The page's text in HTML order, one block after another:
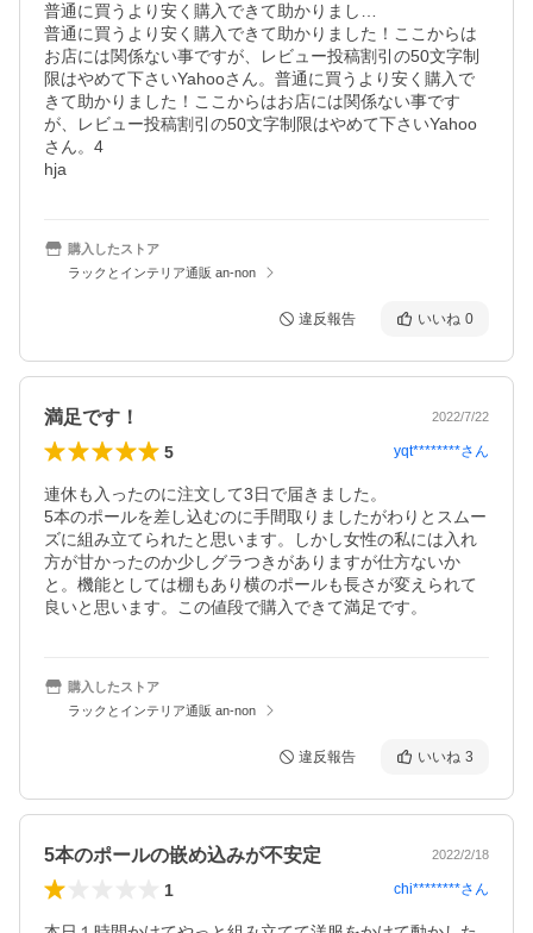
普通に買うより安く購入できて助かりまし…
普通に買うより安く購入できて助かりました！ここからは
お店には関係ない事ですが、レビュー投稿割引の50文字制
限はやめて下さいYahooさん。普通に買うより安く購入で
きて助かりました！ここからはお店には関係ない事です
が、レビュー投稿割引の50文字制限はやめて下さいYahoo
さん。4
hja
購入したストア
ラックとインテリア通販 an-non
違反報告 いいね 0
満足です！ 2022/7/22
5 yqt********さん
連休も入ったのに注文して3日で届きました。
5本のポールを差し込むのに手間取りましたがわりとスムー
ズに組み立てられたと思います。しかし女性の私には入れ
方が甘かったのか少しグラつきがありますが仕方ないか
と。機能としては棚もあり横のポールも長さが変えられて
良いと思います。この値段で購入できて満足です。
購入したストア
ラックとインテリア通販 an-non
違反報告 いいね 3
5本のポールの嵌め込みが不安定 2022/2/18
1 chi********さん